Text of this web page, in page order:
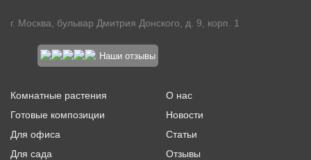
г. Москва, бульвар Дмитрия Донского, д. 9, корп. 1
Наши отзывы
Комнатные растения
Готовые композиции
Для офиса
Для сада
О нас
Новости
Статьи
Отзывы